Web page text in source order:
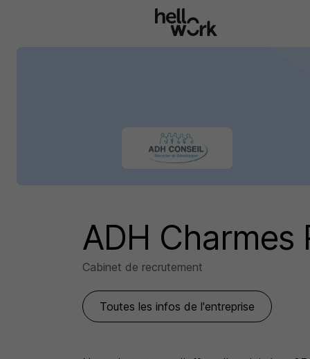
ADH Charmes
Cabinet de recrutement
Toutes les infos de l'entreprise